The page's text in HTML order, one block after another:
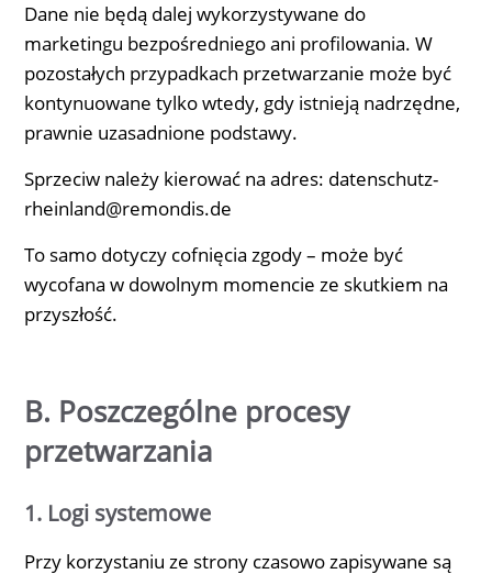
Dane nie będą dalej wykorzystywane do
marketingu bezpośredniego ani profilowania. W
pozostałych przypadkach przetwarzanie może być
kontynuowane tylko wtedy, gdy istnieją nadrzędne,
prawnie uzasadnione podstawy.
Sprzeciw należy kierować na adres: datenschutz-
rheinland@remondis.de
To samo dotyczy cofnięcia zgody – może być
wycofana w dowolnym momencie ze skutkiem na
przyszłość.
B. Poszczególne procesy
przetwarzania
1. Logi systemowe
Przy korzystaniu ze strony czasowo zapisywane są